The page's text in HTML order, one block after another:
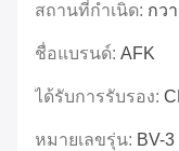
สถานที่กำเนิด: กว
ชื่อแบรนด์: AFK
ได้รับการรับรอง:
หมายเลขรุ่น: BV-3